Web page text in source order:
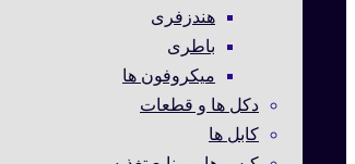
هندزفری
باطری
میکروفون ها
دکل ها و قطعات
کابل ها